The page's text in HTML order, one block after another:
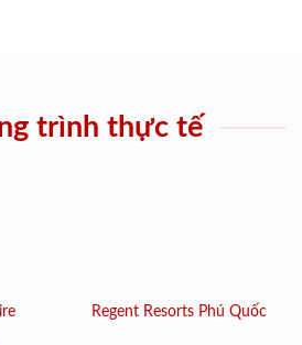
trình thực tế
Regent Resorts Phú Quốc